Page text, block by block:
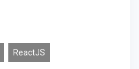
ReactJS